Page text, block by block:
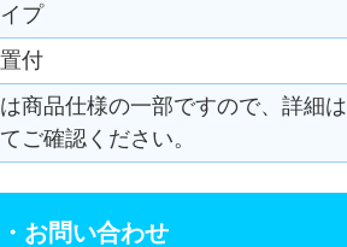
プ
付
商品仕様の一部ですので、詳細は
ご確認ください。
お問い合わせ